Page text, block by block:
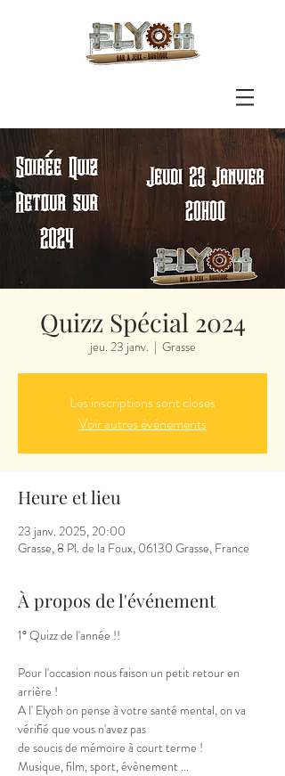
Quizz Spécial 2024
jeu. 23 janv.
  |
Grasse
Les inscriptions sont closes
Voir autres événements
Heure et lieu
23 janv. 2025, 20:00
Grasse, 8 Pl. de la Foux, 06130 Grasse, France
À propos de l'événement
1° Quizz de l'année !!
Pour l'occasion nous faison un petit retour en
arrière !
A l' Elyoh on pense à votre santé mental, on va
vérifié que vous n'avez pas
de soucis de mémoire à court terme !
Musique, film, sport, évènement ...